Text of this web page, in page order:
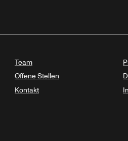
Team
Offene Stellen
Kontakt